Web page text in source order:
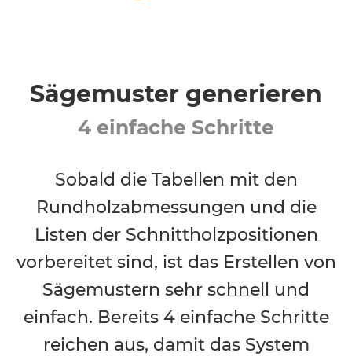
Sägemuster generieren
4 einfache Schritte
Sobald die Tabellen mit den
Rundholzabmessungen und die
Listen der Schnittholzpositionen
vorbereitet sind, ist das Erstellen von
Sägemustern sehr schnell und
einfach. Bereits 4 einfache Schritte
reichen aus, damit das System